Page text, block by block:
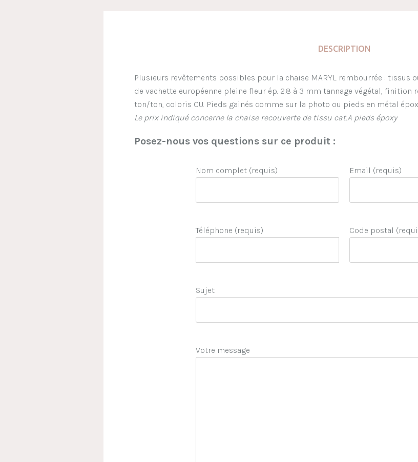
DESCRIPTION
Plusieurs revêtements possibles pour la chaise MARYL rembourrée : tissus
de vachette européenne pleine fleur ép. 2.8 à 3 mm tannage végétal, finition
ton/ton, coloris CU. Pieds gainés comme sur la photo ou pieds en métal
Le prix indiqué concerne la chaise recouverte de tissu cat.A pieds époxy
Posez-nous vos questions sur ce produit :
Nom complet (requis) Email (requis)
Téléphone (requis) Code postal
Sujet
Votre message